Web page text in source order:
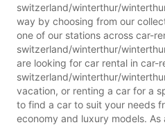
switzerland/winterthur/
way by choosing from our
one of our stations across car-
switzerland/winterthur/
are looking for car rental in car-
switzerland/winterthur/
vacation, or renting a car for a
to find a car to suit your needs
economy and luxury models.